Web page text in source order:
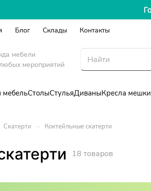
Блог Склады Контакты
мебели
мероприятий
мебельСтолыСтульяДиваныКресла мешки
Скатерти – Коктейльные скатерти
18 товаров